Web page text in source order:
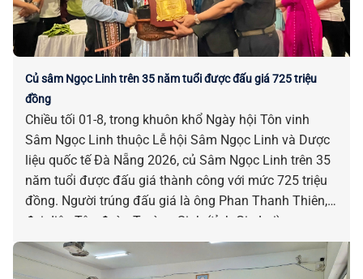
Củ sâm Ngọc Linh trên 35 năm tuổi được đấu giá 725 triệu
đồng
Chiều tối 01-8, trong khuôn khổ Ngày hội Tôn vinh
Sâm Ngọc Linh thuộc Lễ hội Sâm Ngọc Linh và Dược
liệu quốc tế Đà Nẵng 2026, củ Sâm Ngọc Linh trên 35
năm tuổi được đấu giá thành công với mức 725 triệu
đồng. Người trúng đấu giá là ông Phan Thanh Thiên,
đại diện Tập đoàn Trường Sinh (tỉnh Gia Lai).